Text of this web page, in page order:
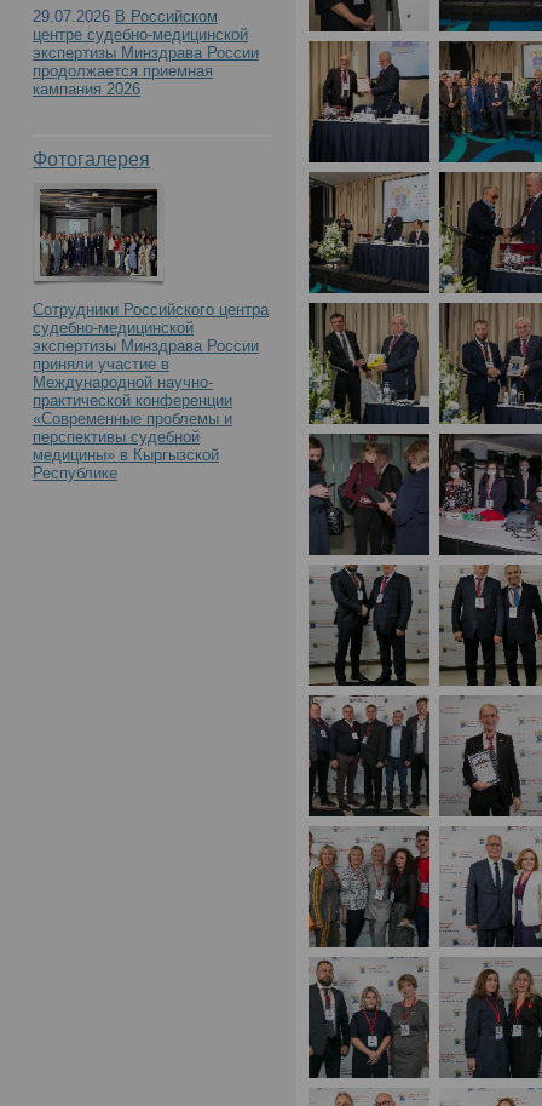
Российского центра
экспертизы. К 90-
образования»(День1)
29.07.2026 В Российском
центре судебно-медицинской
экспертизы Минздрава России
продолжается приемная
кампания 2026
Фотогалерея
Сотрудники Российского центра
судебно-медицинской
экспертизы Минздрава России
приняли участие в
Международной научно-
практической конференции
«Современные проблемы и
перспективы судебной
медицины» в Кыргызской
Республике